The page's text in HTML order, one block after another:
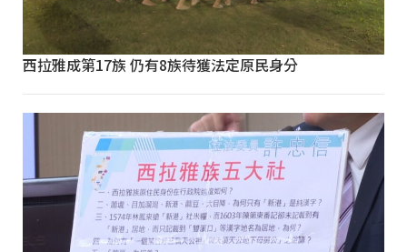
西拉雅成第17族 仍有8族待獲法定原民身分